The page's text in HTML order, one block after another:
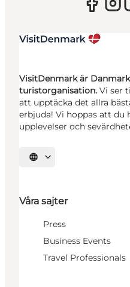
VisitDenmark är
turistorganisation. Vi ser
att upptäcka det allra
erbjuda! Vi hoppas att du
upplevelser och
Välj språk
Våra sajter
Press
Business Events
Travel Professionals